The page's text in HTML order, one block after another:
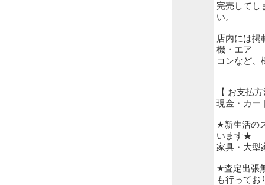
完売してし
い。
店内には掲
機・エア
コンなど、
【 お支払
現金・カー
★新生活の
います★
家具・大型
★査定出張
も行ってお